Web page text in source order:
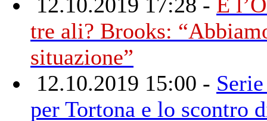
tre ali? Brooks:
situazione”
12.10.2019 15:00 -
per Tortona e lo scontro